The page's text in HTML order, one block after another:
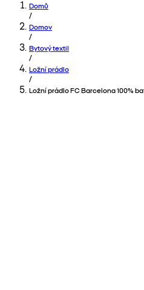
Domů
/
Domov
/
Bytový textil
/
Ložní prádlo
/
Ložní prádlo FC Barcelona 100%